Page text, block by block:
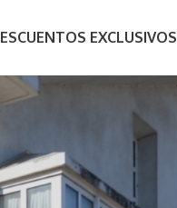
EXCLUSIVOS